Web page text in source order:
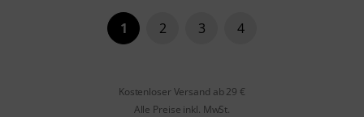
1 2 3 4
Kostenloser Versand ab 29 €
Alle Preise inkl. MwSt.